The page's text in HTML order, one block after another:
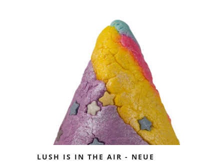
LUSH IS IN THE AIR - NEUE